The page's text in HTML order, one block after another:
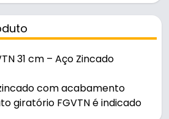
31 cm – Aço Zincado
com acabamento
giratório FGVTN é indicado